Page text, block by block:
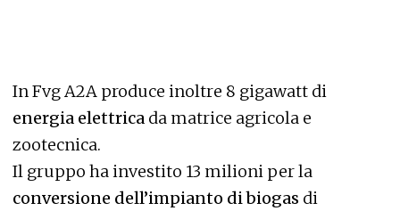
In Fvg A2A produce inoltre 8 gigawatt di
energia elettrica da matrice agricola e
zootecnica.
Il gruppo ha investito 13 milioni per la
conversione dell’impianto di biogas di